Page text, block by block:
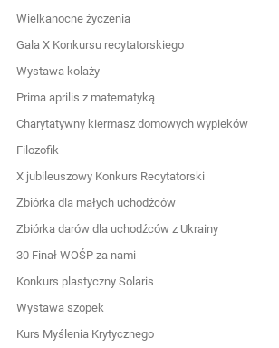
Wielkanocne życzenia
Gala X Konkursu recytatorskiego
Wystawa kolaży
Prima aprilis z matematyką
Charytatywny kiermasz domowych wypieków
Filozofik
X jubileuszowy Konkurs Recytatorski
Zbiórka dla małych uchodźców
Zbiórka darów dla uchodźców z Ukrainy
30 Finał WOŚP za nami
Konkurs plastyczny Solaris
Wystawa szopek
Kurs Myślenia Krytycznego